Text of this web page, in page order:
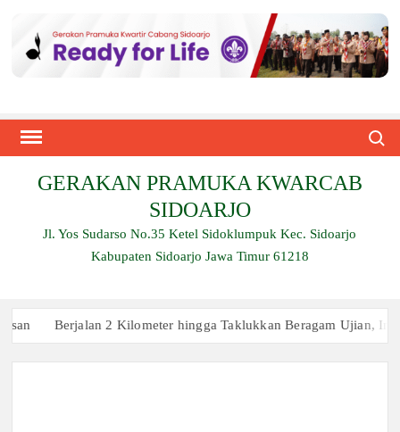
content
GERAKAN PRAMUKA KWARCAB
SIDOARJO
Jl. Yos Sudarso No.35 Ketel Sidoklumpuk Kec. Sidoarjo
Kabupaten Sidoarjo Jawa Timur 61218
Berjalan 2 Kilometer hingga Taklukkan Beragam Ujian, Inilah